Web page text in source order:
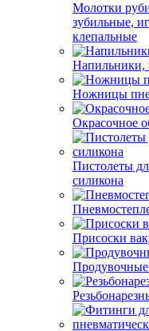
Молотки
зубильные,
клепальные
Напильники,
Ножницы
Окрасочное
Пистолеты
силикона
Присоски